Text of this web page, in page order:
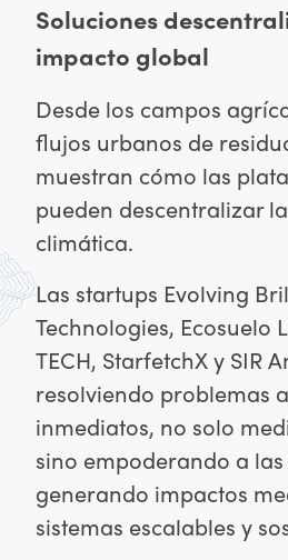
Soluciones
impacto global
Desde los campos
flujos urbanos de
muestran cómo las
pueden descentralizar
climática.
Las startups Evolving
Technologies, Ecosuelo
TECH, StarfetchX y SIR
resolviendo problemas
inmediatos, no solo
sino empoderando a
generando impactos
sistemas escalables y